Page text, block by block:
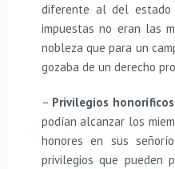
diferente al del
impuestas no eran las
nobleza que para un
gozaba de un derecho
– Privilegios
podían alcanzar los
honores en sus
privilegios que pueden